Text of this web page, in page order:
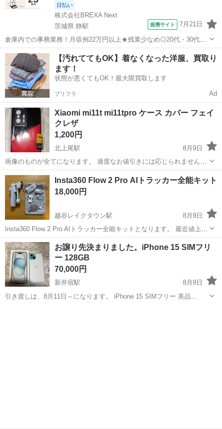
日払い
株式会社BREXA Next
茨城県 静駅
提携サイト 7月21日
倉庫内での事務業務！月収例22万円以上★残業少なめ◎20代・30代・
40代の男女活躍中！空調完備で快適作業★食堂利用可◎マイカー通勤
OK◎無料駐車場完備！《茨城県常陸大宮市》 人気の工場のお仕事 ◇
電子部品製造倉庫内の事務...
茨城 常陸大宮市 その他
【汚れててもOK】着なくなった洋服、買取り
ます！
状態が悪くてもOK！最大限買取します
プリフラ Ad
Xiaomi mi11t mi11tpro ケース カバー フェイ
クレザ
1,200円
北上尾駅
8月9日
画像のものが全てになります。 過度なお値引きには応じられません。
Xiaomi mi11t mi11tpro ケース カバー フェイクレザ ☆プロフィール必
読 ☆自己紹介欄空欄・定型文そのまま不可 ☆近隣の方限定・遠方...
埼玉 上尾市 携帯アクセサリー Xiaomi
Insta360 Flow 2 Pro AIトラッカー全能キット
18,000円
越谷レイクタウン駅
8月9日
Insta360 Flow 2 Pro AIトラッカー全能キットとなります。 最近値上が
りしたようなので、美品でお買い得かと思います。 写真の付属品全て
付いてます あくまで中古品ですので、気にされる方は購入をお控えく
ださ...
埼玉 越谷市 越谷レイクタウン駅 携帯アクセサリー
お譲り先決まりました。iPhone 15 SIMフリ
ー 128GB
70,000円
新井宿駅
8月9日
引き渡しは、8月11日～になります。 iPhone 15 SIMフリー 美品